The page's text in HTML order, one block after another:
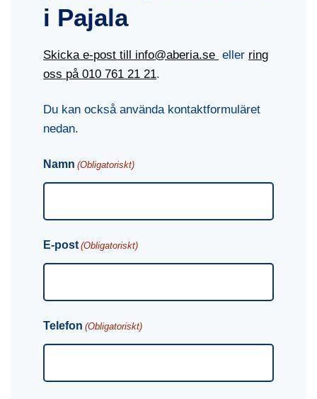
i Pajala
Skicka e-post till info@aberia.se eller ring
oss på010 761 21 21.
Du kan också använda kontaktformuläret
nedan.
Namn (Obligatoriskt)
E-post (Obligatoriskt)
Telefon (Obligatoriskt)